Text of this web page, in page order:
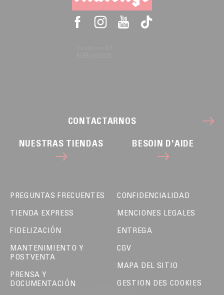
CONTACTARNOS
NUESTRAS TIENDAS BESOIN D'AIDE
PREGUNTAS FRECUENTES
TIENDA EXPRESS
FIDELIZACIÓN
MANTENIMIENTO Y
POSTVENTA
PRENSA Y
DOCUMENTACIÓN
CONFIDENCIALIDAD
MENCIONES LEGALES
ENTREGA
CGV
MAPA DEL SITIO
GESTION DES COOKIES